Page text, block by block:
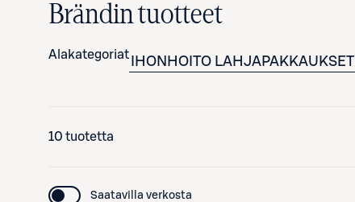
Brändin tuotteet
Alakategoriat IHONHOITO LAHJAPAKKAUKSET
10 tuotetta
Saatavilla verkosta